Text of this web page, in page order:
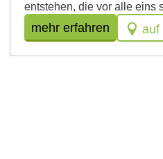
entstehen, die vor alle eins
mehr erfahren auf